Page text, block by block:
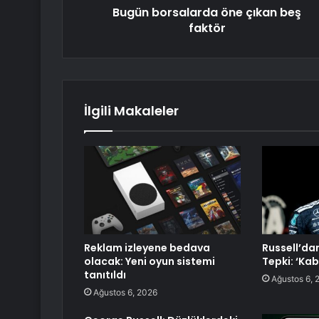
Bugün borsalarda öne çıkan beş
faktör
İlgili Makaleler
Reklam izleyene bedava
olacak: Yeni oyun sistemi
tanıtıldı
Ağustos 6, 2026
Tepki:
Ağustos 6,